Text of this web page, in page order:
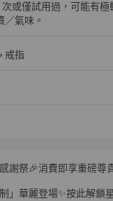
或僅試用過，可能有
／氣味。
資訊
戒指
謝祭🎉消費即享重磅尊
」華麗登場✨按此解鎖星